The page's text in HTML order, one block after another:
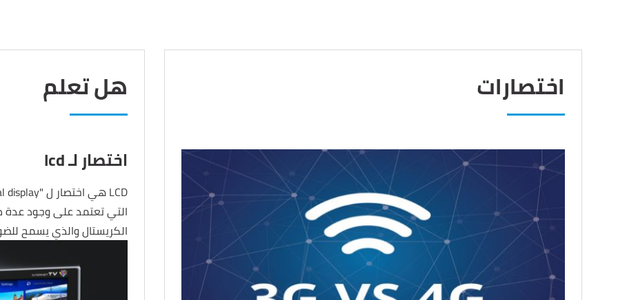
اختصارات هل تعلم
اختصار لـ lcd
التي تعتمد على وجود
الكريستال والذي يسمح